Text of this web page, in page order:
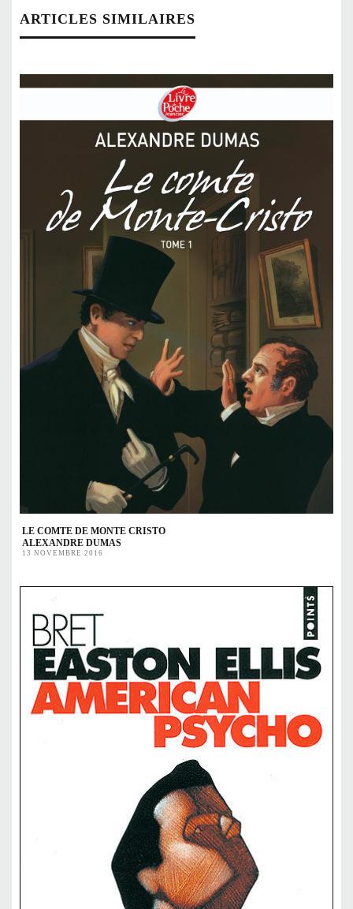
ARTICLES SIMILAIRES
LE COMTE DE MONTE CRISTO
ALEXANDRE DUMAS
13 NOVEMBRE 2016